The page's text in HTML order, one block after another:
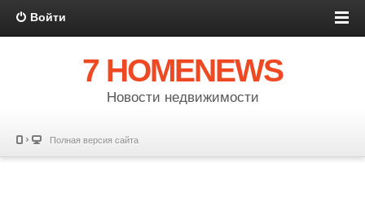
Войти
7 HOMENEWS
Новости недвижимости
Полная версия сайта